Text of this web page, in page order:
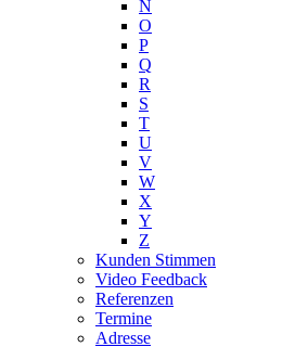
N
O
P
Q
R
S
T
U
V
W
X
Y
Z
Kunden Stimmen
Video Feedback
Referenzen
Termine
Adresse